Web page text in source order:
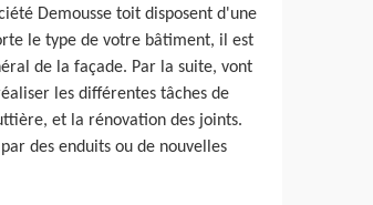
Demousse toit disposent d'une
le type de votre bâtiment, il est
de la façade. Par la suite, vont
les différentes tâches de
et la rénovation des joints.
des enduits ou de nouvelles